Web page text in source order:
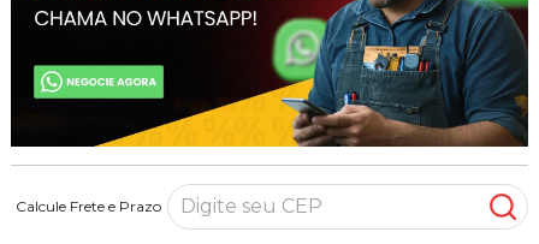
Calcule Frete e Prazo